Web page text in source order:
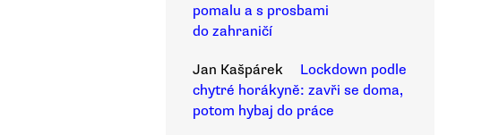
pomalu a s prosbami
do zahraničí
Jan Kašpárek
Lockdown podle
chytré horákyně: zavři se doma,
potom hybaj do práce